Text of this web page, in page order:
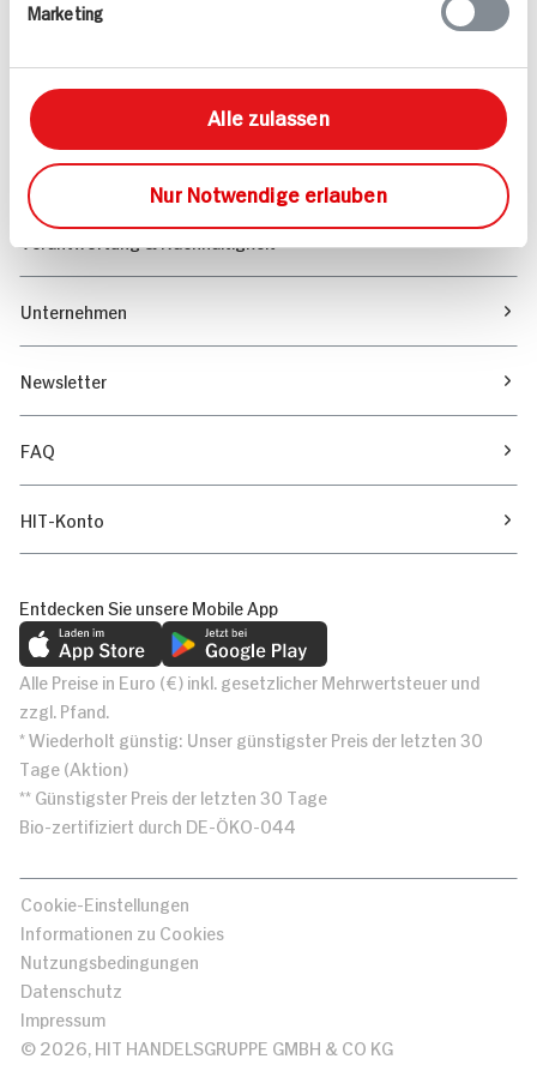
Marketing
Alle zulassen
Nur Notwendige erlauben
Marktfinder
Unser Magazin
Unternehmen
Newsletter
FAQ
HIT-Konto
Entdecken Sie unsere Mobile App
Alle Preise in Euro (€) inkl. gesetzlicher Mehrwertsteuer und
zzgl. Pfand.
* Wiederholt günstig: Unser günstigster Preis der letzten 30
Tage (Aktion)
** Günstigster Preis der letzten 30 Tage
Bio-zertifiziert durch DE-ÖKO-044
Cookie-Einstellungen
Informationen zu Cookies
Nutzungsbedingungen
Datenschutz
Impressum
© 2026, HIT HANDELSGRUPPE GMBH & CO KG